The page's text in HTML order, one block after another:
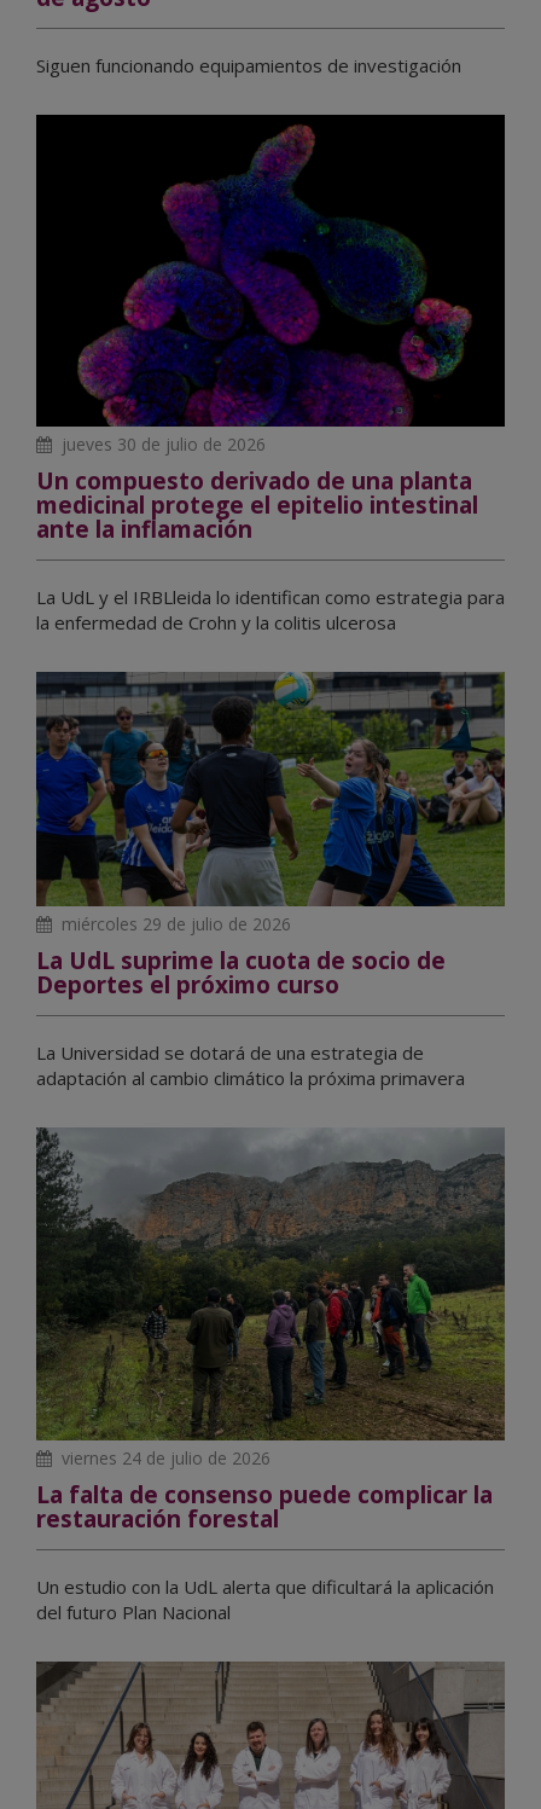
Siguen funcionando equipamientos de investigación
jueves 30 de julio de 2026
Un compuesto derivado de una planta
medicinal protege el epitelio intestinal
ante la inflamación
La UdL y el IRBLleida lo identifican como estrategia para
la enfermedad de Crohn y la colitis ulcerosa
miércoles 29 de julio de 2026
La UdL suprime la cuota de socio de
Deportes el próximo curso
La Universidad se dotará de una estrategia de
adaptación al cambio climático la próxima primavera
viernes 24 de julio de 2026
La falta de consenso puede complicar la
restauración forestal
Un estudio con la UdL alerta que dificultará la aplicación
del futuro Plan Nacional